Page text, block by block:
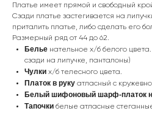
Платье имеет прямой и свободный
Сзади платье застегивается на
приталить платье, либо сделать его
Размерный ряд от 44 до 62.
Белье нательное х/б белого
сзади на липучке, панталоны)
Чулки х/б телесного цвета.
Платок в руку атласный с
Белый шифоновый шарф-платок
Тапочки белые атласные